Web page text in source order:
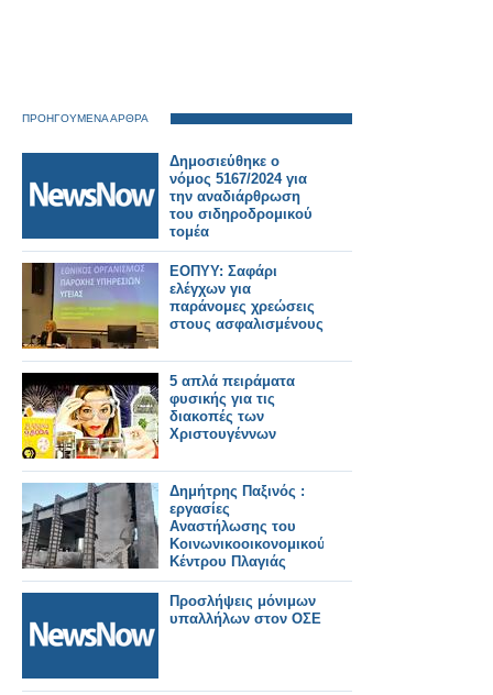
ΠΡΟΗΓΟΥΜΕΝΑ ΑΡΘΡΑ
Δημοσιεύθηκε ο
νόμος 5167/2024 για
την αναδιάρθρωση
του σιδηροδρομικού
τομέα
ΕΟΠΥΥ: Σαφάρι
ελέγχων για
παράνομες χρεώσεις
στους ασφαλισμένους
5 απλά πειράματα
φυσικής για τις
διακοπές των
Χριστουγέννων
Δημήτρης Παξινός :
εργασίες
Αναστήλωσης του
Κοινωνικοοικονομικού
Κέντρου Πλαγιάς
Προσλήψεις μόνιμων
υπαλλήλων στον ΟΣΕ